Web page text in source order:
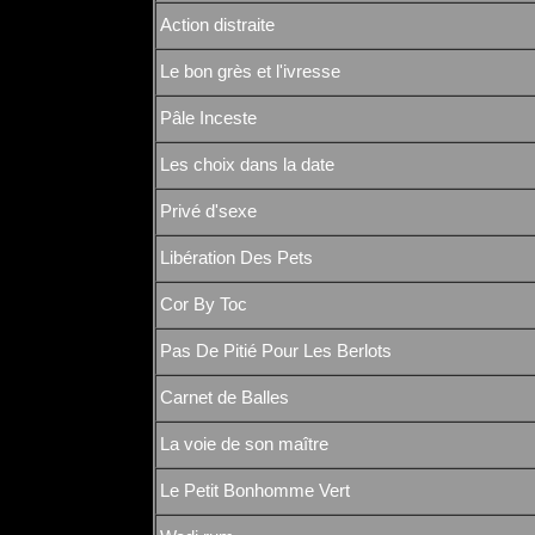
Action distraite
Le bon grès et l'ivresse
Pâle Inceste
Les choix dans la date
Privé d'sexe
Libération Des Pets
Cor By Toc
Pas De Pitié Pour Les Berlots
Carnet de Balles
La voie de son maître
Le Petit Bonhomme Vert